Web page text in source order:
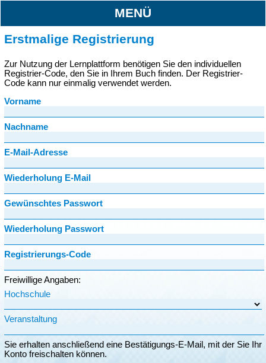
MENÜ
Erstmalige Registrierung
Zur Nutzung der Lernplattform benötigen Sie den individuellen
Registrier-Code, den Sie in Ihrem Buch finden. Der Registrier-
Code kann nur einmalig verwendet werden.
Vorname
Nachname
E-Mail-Adresse
Wiederholung E-Mail
Gewünschtes Passwort
Wiederholung Passwort
Registrierungs-Code
Freiwillige Angaben:
Hochschule
Veranstaltung
Sie erhalten anschließend eine Bestätigungs-E-Mail, mit der Sie Ihr
Konto freischalten können.